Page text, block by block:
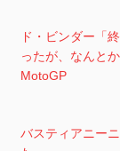
ド・ビンダー「
ったが、なんと
MotoGP
バスティアニー